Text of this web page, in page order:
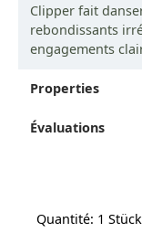
Clipper fait
rebondissants
engagements
Properties
Évaluations
Quantité: 1 Stück